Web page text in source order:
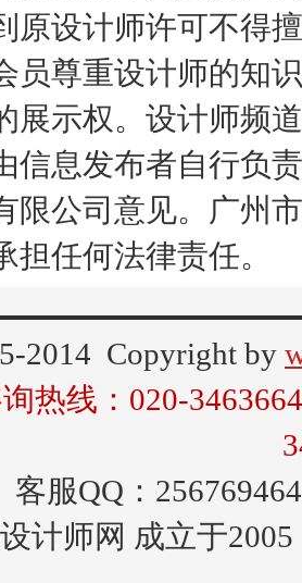
原设计师许可不得
员尊重设计师的知
展示权。设计师频
信息发布者自行负
限公司意见。广州
担任何法律责任。
2014 Copyright by
询热线：020-
客服QQ：
计师网 成立于